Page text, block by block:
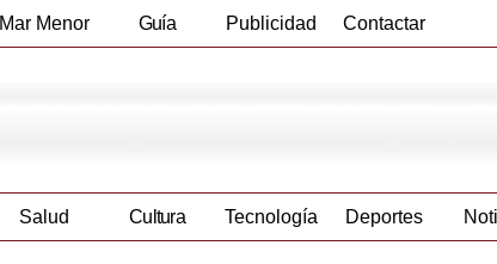
Mar Menor Guía Publicidad Contactar
Salud Cultura Tecnología Deportes